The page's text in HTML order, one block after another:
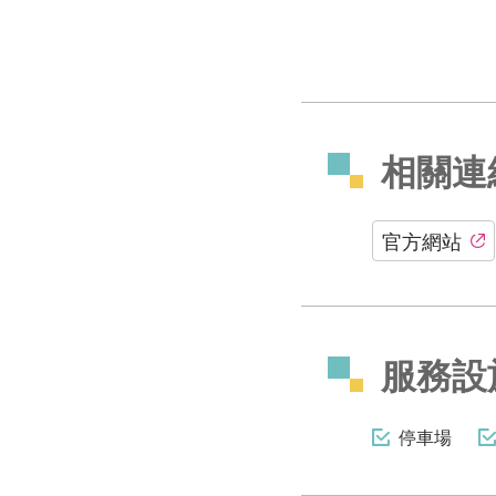
相關
官方網站
服務
停車場